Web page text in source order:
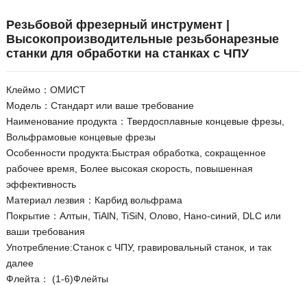
Резьбовой фрезерный инструмент |
Высокопроизводительные резьбонарезные
станки для обработки на станках с ЧПУ
Клеймо：ОМИСТ
Модель：Стандарт или ваше требование
Наименование продукта：Твердосплавные концевые фрезы,
Вольфрамовые концевые фрезы
Особенности продукта:Быстрая обработка, сокращенное
рабочее время, Более высокая скорость, повышенная
эффективность
Материал лезвия：Карбид вольфрама
Покрытие：Алтын, TiAlN, TiSiN, Олово, Нано-синий, DLC или
ваши требования
Употребление:Станок с ЧПУ, гравировальный станок, и так
далее
Флейта： (1-6)Флейты